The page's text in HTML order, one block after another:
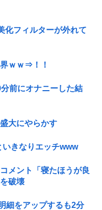
化フィルターが外れて
ｗｗ⇒！！
前にオナニーした結
大にやらかす
いきなりエッチwww
メント「寝たほうが良
破壊
細をアップするも2分